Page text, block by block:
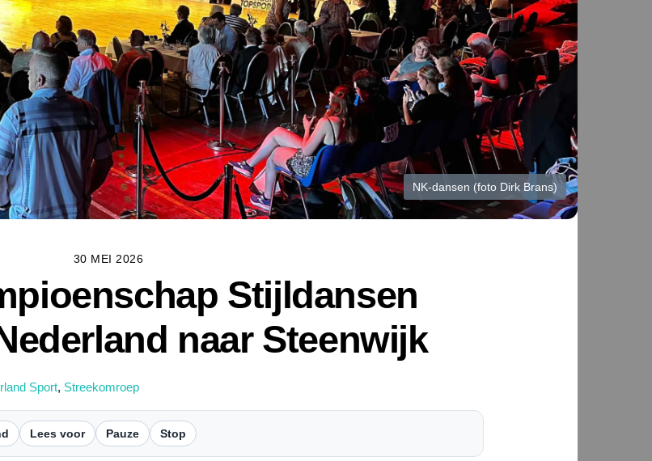
NK-dansen (foto Dirk Brans)
30 MEI 2026
Stijldansen
naar Steenwijk
Sport, Streekomroep
Lees voor Pauze Stop